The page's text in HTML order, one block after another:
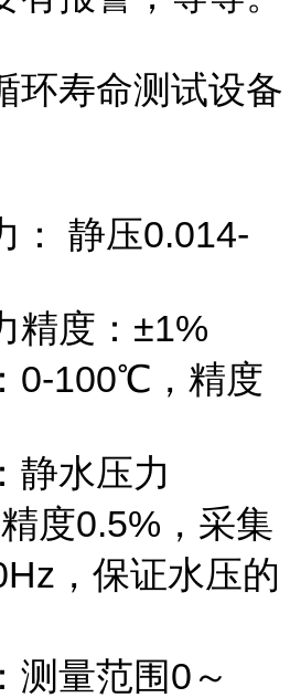
环寿命测试设备
： 静压0.014-
精度：±1%
0-100℃，精度
静水压力
度0.5%，采集
，保证水压的
测量范围0～